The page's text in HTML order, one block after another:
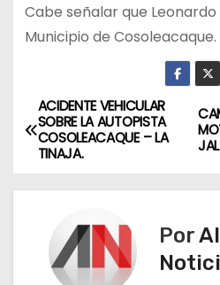
Cabe señalar que
Municipio de Cosoleacaque.
N
a
v
ACIDENTE VEHICULAR
SOBRE LA AUTOPISTA
COSOLEACAQUE – LA
TINAJA.
Por